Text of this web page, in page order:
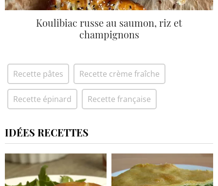
Koulibiac russe au saumon, riz et
champignons
Recette pâtes Recette crème fraîche
Recette épinard Recette française
IDÉES RECETTES